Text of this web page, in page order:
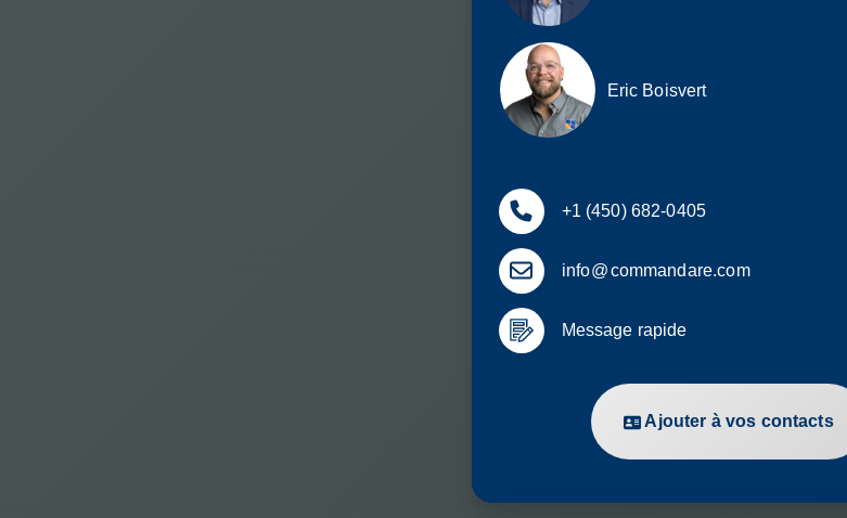
Eric Boisvert
+1 (450) 682-0405
info@commandare.com
Message rapide
Ajouter à vos contacts